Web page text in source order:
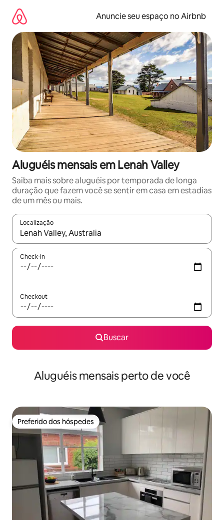
para
conteúdo
Anuncie seu espaço no Airbnb
Aluguéis mensais em Lenah Valley
Saiba mais sobre aluguéis por temporada de longa
duração que fazem você se sentir em casa em estadias
de um mês ou mais.
Localização
Quando os resultados estiverem disponíveis, explore-os
Check-in
Checkout
Buscar
Aluguéis mensais perto de você
Preferido dos hóspedes
Preferido dos hóspedes